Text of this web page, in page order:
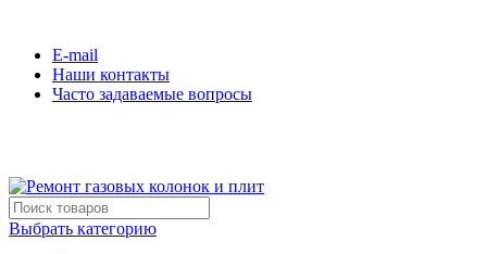
E-mail
Наши контакты
Часто задаваемые вопросы
Выбрать категорию